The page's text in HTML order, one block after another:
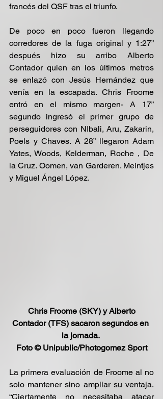
francés del QSF tras el triunfo.
De poco en poco fueron llegando
corredores de la fuga original y 1:27”
después hizo su arribo Alberto
Contador quien en los últimos metros
se enlazó con Jesús Hernández que
venía en la escapada. Chris Froome
entró en el mismo margen- A 17”
segundo ingresó el primer grupo de
perseguidores con NIbali, Aru, Zakarin,
Poels y Chaves. A 28” llegaron Adam
Yates, Woods, Kelderman, Roche , De
la Cruz. Oomen, van Garderen. Meintjes
y Miguel Ángel López.
Chris Froome (SKY) y Alberto
Contador (TFS) sacaron segundos en
la jornada.
Foto © Unipublic/Photogomez Sport
La primera evaluación de Froome al no
solo mantener sino ampliar su ventaja.
“Ciertamente no necesitaba atacar